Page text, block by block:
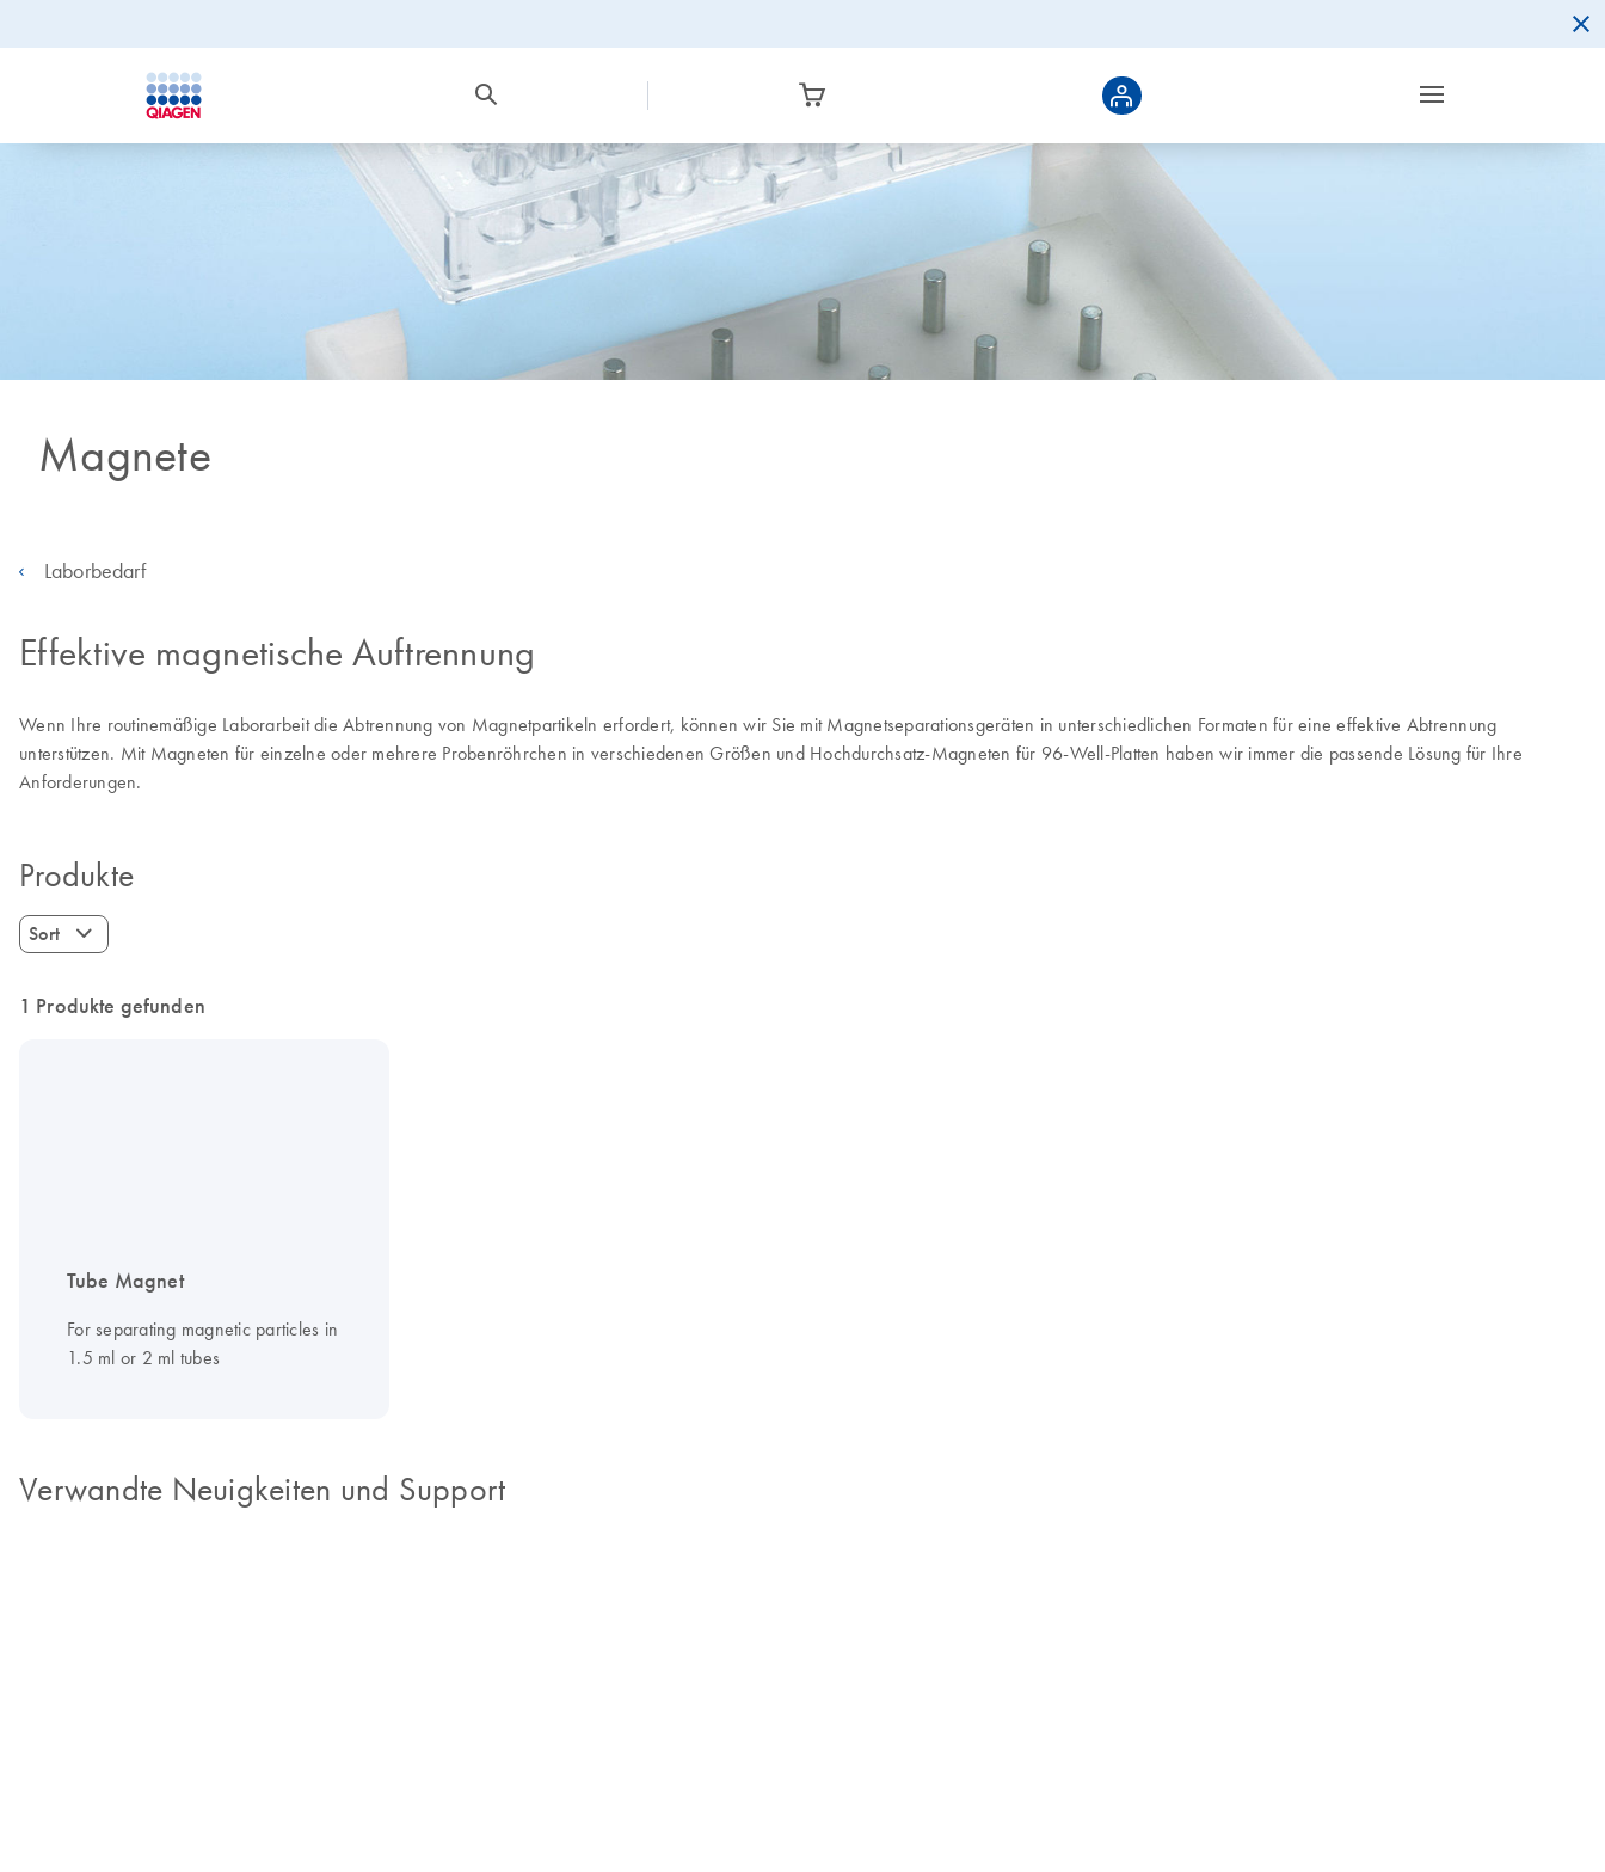
Magnete
Laborbedarf
Effektive magnetische Auftrennung
Wenn Ihre routinemäßige Laborarbeit die Abtrennung von Magnetpartikeln erfordert, können wir Sie mit Magnetseparationsgeräten in unterschiedlichen Formaten für eine effektive Abtrennung
unterstützen. Mit Magneten für einzelne oder mehrere Probenröhrchen in verschiedenen Größen und Hochdurchsatz-Magneten für 96-Well-Platten haben wir immer die passende Lösung für Ihre
Anforderungen.
Produkte
Sort
1 Produkte gefunden
Tube Magnet
For separating magnetic particles in
1.5 ml or 2 ml tubes
Verwandte Neuigkeiten und Support